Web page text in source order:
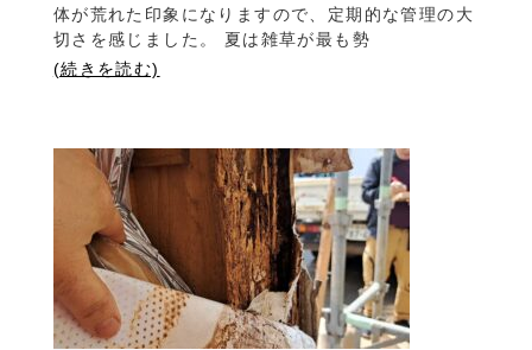
体が荒れた印象になりますので、定期的な管理の大
切さを感じました。 夏は雑草が最も勢
(続きを読む)